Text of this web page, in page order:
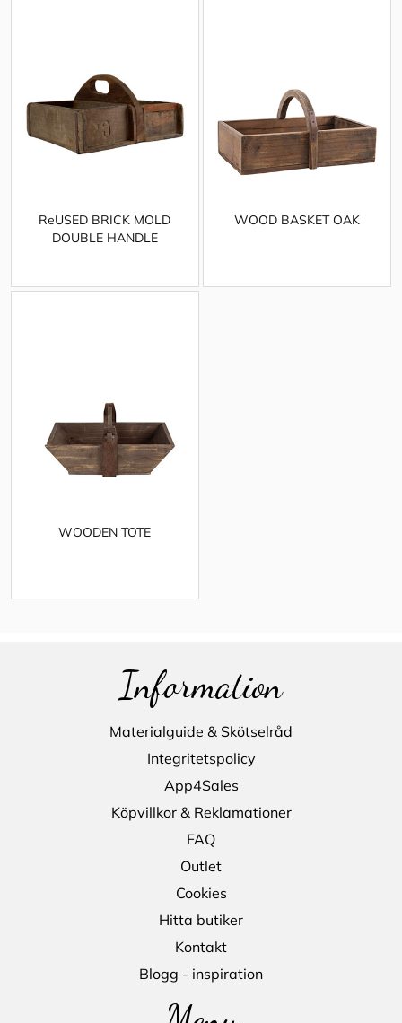
ReUSED BRICK MOLD
DOUBLE HANDLE
WOOD BASKET OAK
WOODEN TOTE
Information
Materialguide & Skötselråd
Integritetspolicy
App4Sales
Köpvillkor & Reklamationer
FAQ
Outlet
Cookies
Hitta butiker
Kontakt
Blogg - inspiration